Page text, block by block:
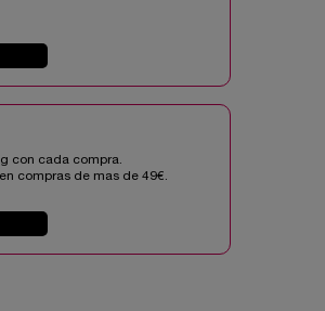
con cada compra.
compras de mas de 49€.​